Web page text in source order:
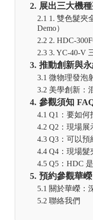
2. 展出三大機
2.1 1. 雙色髮夾
Demo）
2.2 2. HDC-
2.3 3. YC-40-V
3. 推動創新與
3.1 微物理發泡
3.2 美學創新：
4. 參觀須知
4.1 Q1：要如何
4.2 Q2：現場展
4.3 Q3：可以預
4.4 Q4：現場髮
4.5 Q5：HDC
5. 預約參觀華
5.1 關於華嶸：
5.2 聯絡我們